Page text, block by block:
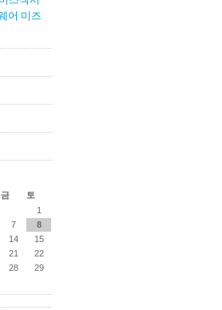
어 미즈
금
토
1
7
8
14
15
21
22
28
29